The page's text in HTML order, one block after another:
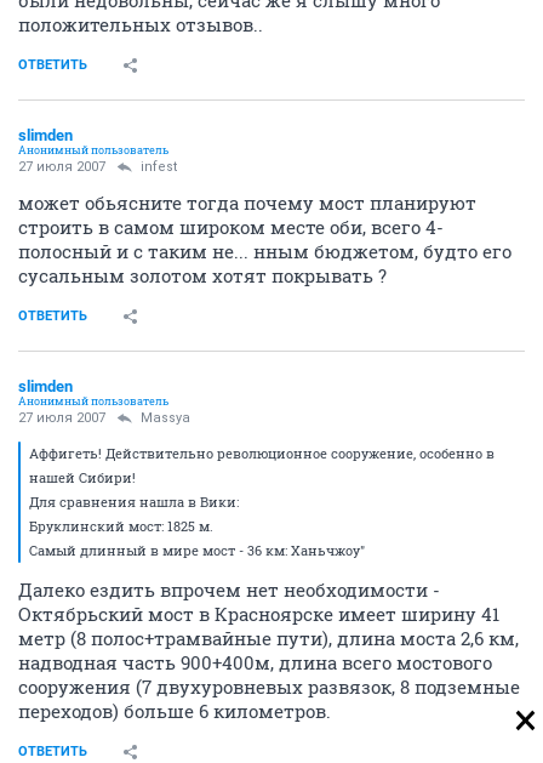
положительных отзывов..
ОТВЕТИТЬ
slimden
Анонимный пользователь
27 июля 2007 infest
может обьясните тогда почему мост планируют
строить в самом широком месте оби, всего 4-
полосный и с таким не... нным бюджетом, будто его
сусальным золотом хотят покрывать ?
ОТВЕТИТЬ
slimden
Анонимный пользователь
27 июля 2007 Massya
Аффигеть! Действительно революционное сооружение, особенно в
нашей Сибири!
Для сравнения нашла в Вики:
Бруклинский мост: 1825 м.
Самый длинный в мире мост - 36 км: Ханьчжоу"
Далеко ездить впрочем нет необходимости -
Октябрьский мост в Красноярске имеет ширину 41
метр (8 полос+трамвайные пути), длина моста 2,6 км,
надводная часть 900+400м, длина всего мостового
сооружения (7 двухуровневых развязок, 8 подземные
переходов) больше 6 километров.
ОТВЕТИТЬ